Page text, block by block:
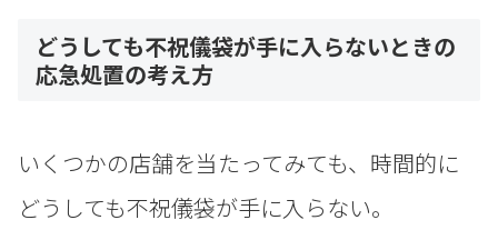
どうしても不祝儀袋が手に入らないときの
応急処置の考え方
いくつかの店舗を当たってみても、時間的に
どうしても不祝儀袋が手に入らない。